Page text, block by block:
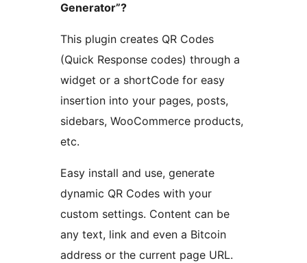
Generator”?
This plugin creates QR Codes
(Quick Response codes) through a
widget or a shortCode for easy
insertion into your pages, posts,
sidebars, WooCommerce products,
etc.
Easy install and use, generate
dynamic QR Codes with your
custom settings. Content can be
any text, link and even a Bitcoin
address or the current page URL.